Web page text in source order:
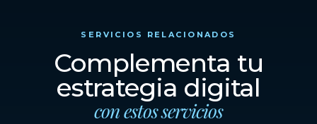
SERVICIOS RELACIONADOS
Complementa tu
estrategia digital
con estos servicios